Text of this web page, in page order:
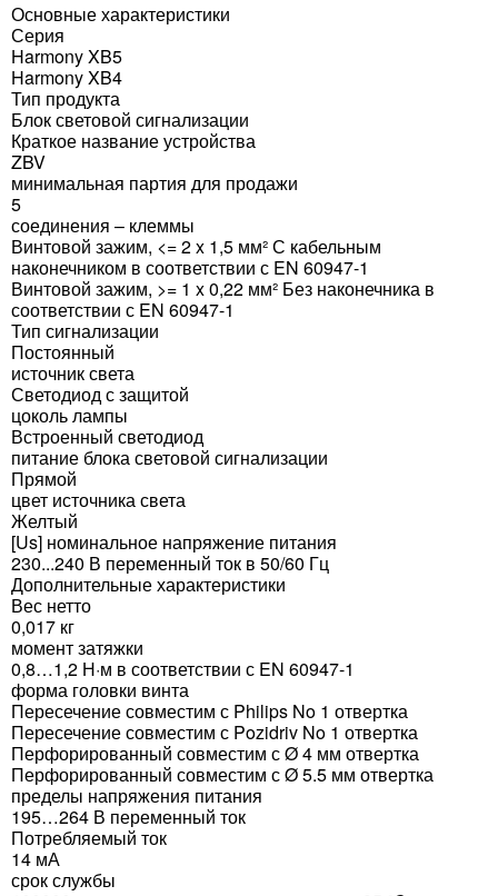
Основные характеристики
Серия
Harmony XB5
Harmony XB4
Тип продукта
Блок световой сигнализации
Краткое название устройства
ZBV
минимальная партия для продажи
5
соединения – клеммы
Винтовой зажим, <= 2 x 1,5 мм² С кабельным
наконечником в соответствии с EN 60947-1
Винтовой зажим, >= 1 x 0,22 мм² Без наконечника в
соответствии с EN 60947-1
Тип сигнализации
Постоянный
источник света
Светодиод с защитой
цоколь лампы
Встроенный светодиод
питание блока световой сигнализации
Прямой
цвет источника света
Желтый
[Us] номинальное напряжение питания
230...240 В переменный ток в 50/60 Гц
Дополнительные характеристики
Вес нетто
0,017 кг
момент затяжки
0,8…1,2 Н·м в соответствии с EN 60947-1
форма головки винта
Пересечение совместим с Philips No 1 отвертка
Пересечение совместим с Pozidriv No 1 отвертка
Перфорированный совместим с Ø 4 мм отвертка
Перфорированный совместим с Ø 5.5 мм отвертка
пределы напряжения питания
195…264 В переменный ток
Потребляемый ток
14 мА
срок службы